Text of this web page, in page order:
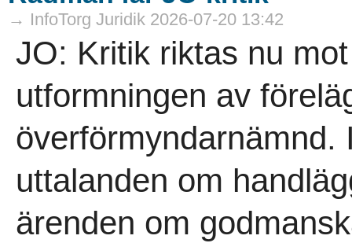
→ InfoTorg Juridik 2026-07-20 13:42
JO: Kritik riktas nu
utformningen av
överförmyndarnämnd.
uttalanden om
ärenden om